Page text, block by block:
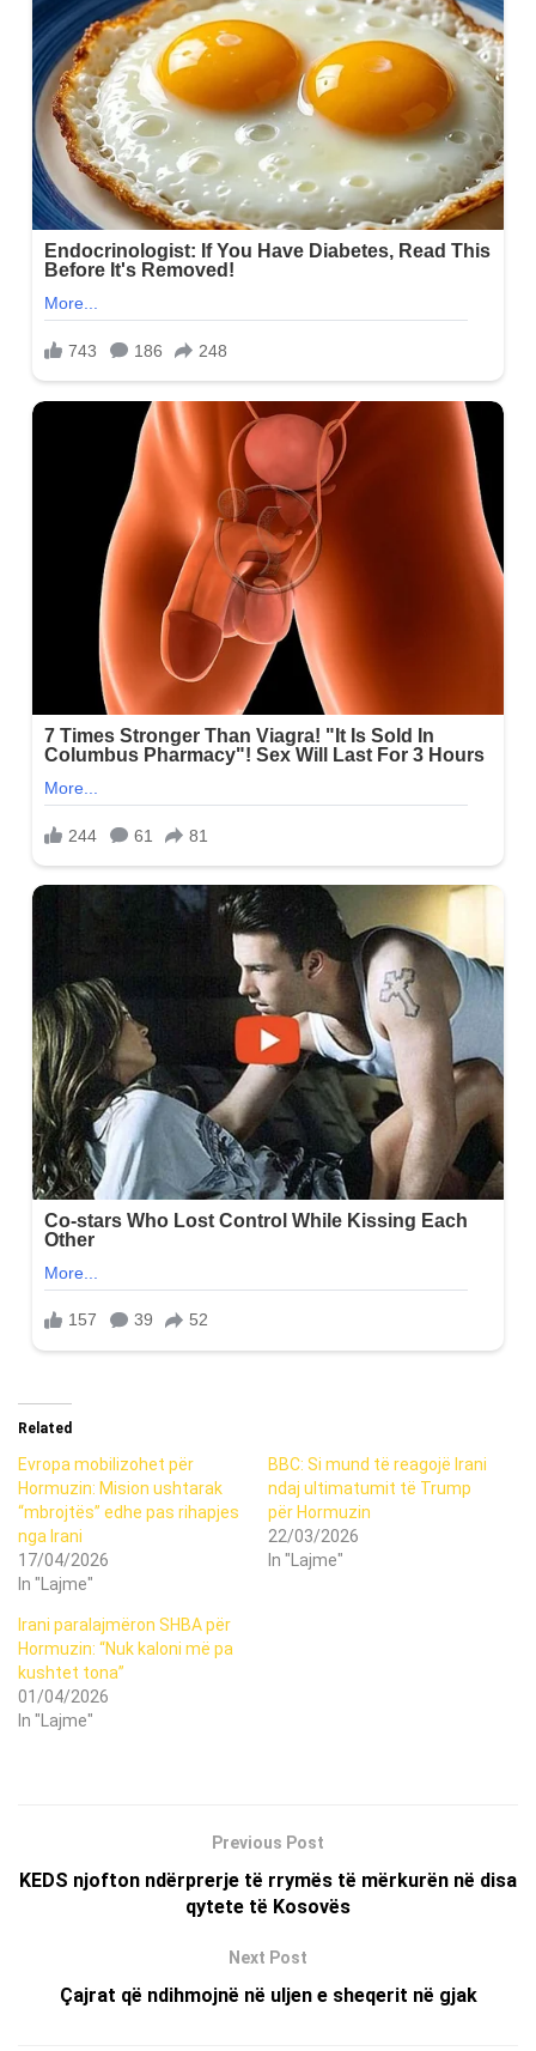
Related
Evropa mobilizohet për
Hormuzin: Mision ushtarak
“mbrojtës” edhe pas rihapjes
nga Irani
17/04/2026
In "Lajme"
BBC: Si mund të reagojë Irani
ndaj ultimatumit të Trump
për Hormuzin
22/03/2026
In "Lajme"
Irani paralajmëron SHBA për
Hormuzin: “Nuk kaloni më pa
kushtet tona”
01/04/2026
In "Lajme"
Previous Post
KEDS njofton ndërprerje të rrymës të mërkurën në disa
qytete të Kosovës
Next Post
Çajrat që ndihmojnë në uljen e sheqerit në gjak